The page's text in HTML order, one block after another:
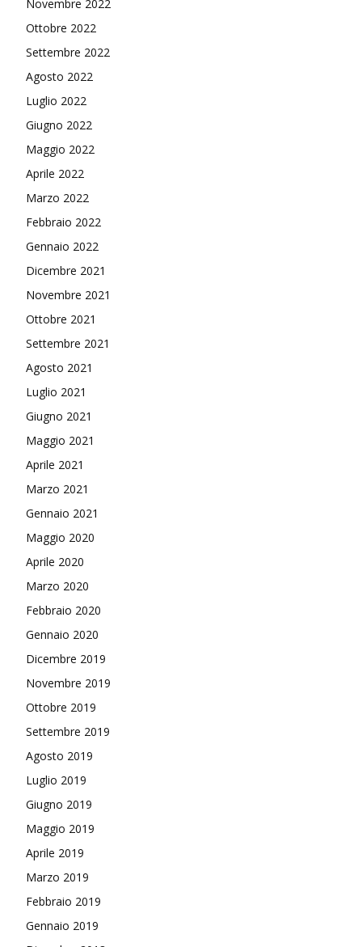
Novembre 2022
Ottobre 2022
Settembre 2022
Agosto 2022
Luglio 2022
Giugno 2022
Maggio 2022
Aprile 2022
Marzo 2022
Febbraio 2022
Gennaio 2022
Dicembre 2021
Novembre 2021
Ottobre 2021
Settembre 2021
Agosto 2021
Luglio 2021
Giugno 2021
Maggio 2021
Aprile 2021
Marzo 2021
Gennaio 2021
Maggio 2020
Aprile 2020
Marzo 2020
Febbraio 2020
Gennaio 2020
Dicembre 2019
Novembre 2019
Ottobre 2019
Settembre 2019
Agosto 2019
Luglio 2019
Giugno 2019
Maggio 2019
Aprile 2019
Marzo 2019
Febbraio 2019
Gennaio 2019